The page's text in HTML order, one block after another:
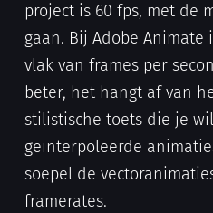
project is 60 fps, met de
gaan. Bij Adobe Animate
vlak van frames per
beter, het hangt af van
stilistische toets die je
geïnterpoleerde
soepel de
framerates.